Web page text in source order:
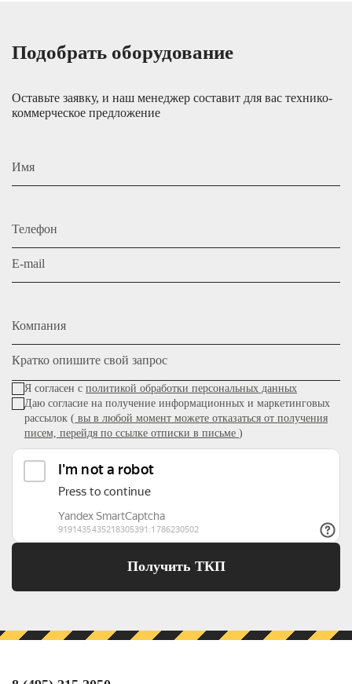
Подобрать оборудование
Оставьте заявку, и наш менеджер составит для вас технико-
коммерческое предложение
Имя
Телефон
E-mail
Компания
Кратко опишите свой запрос
Я согласен с политикой обработки персональных данных
Даю согласие на получение информационных и маркетинговых
рассылок ( вы в любой момент можете отказаться от получения
писем, перейдя по ссылке отписки в письме )
Получить ТКП